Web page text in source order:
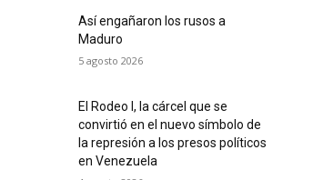
Así engañaron los rusos a
Maduro
5 agosto 2026
El Rodeo I, la cárcel que se
convirtió en el nuevo símbolo de
la represión a los presos políticos
en Venezuela